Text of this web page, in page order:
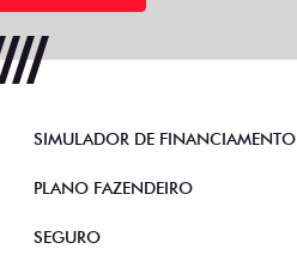
SIMULADOR DE FINANCIAMENTO
PLANO FAZENDEIRO
SEGURO